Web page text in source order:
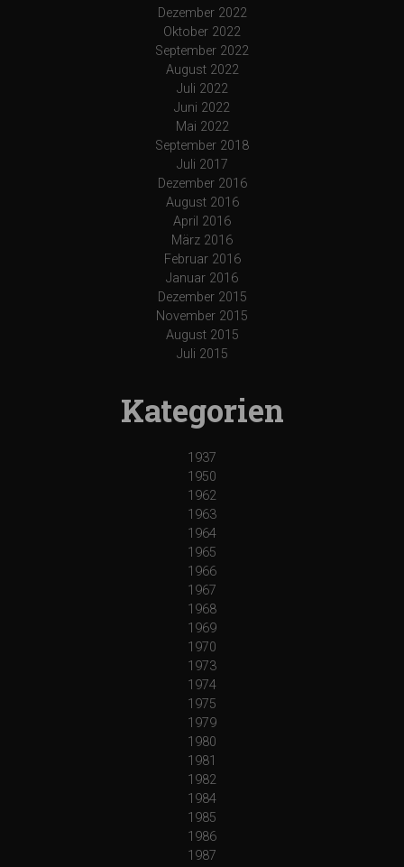
Dezember 2022
Oktober 2022
September 2022
August 2022
Juli 2022
Juni 2022
Mai 2022
September 2018
Juli 2017
Dezember 2016
August 2016
April 2016
März 2016
Februar 2016
Januar 2016
Dezember 2015
November 2015
August 2015
Juli 2015
Kategorien
1937
1950
1962
1963
1964
1965
1966
1967
1968
1969
1970
1973
1974
1975
1979
1980
1981
1982
1984
1985
1986
1987